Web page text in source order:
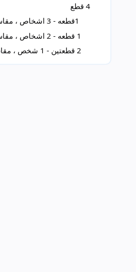
4 قطع
1 قطعه - 2 اشخاص ، مقاس : 180 سم
2 قطعتين - 1 شخص ، مقاس : 100 سم